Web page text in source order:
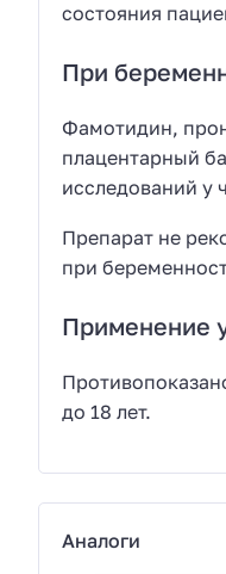
состояния
При
Фамотидин,
плацентарный
исследований у
Препарат не
при
Применение
до 18 лет.
Аналоги